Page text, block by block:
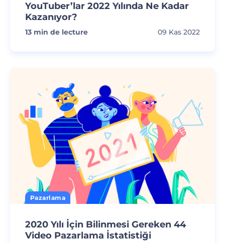
YouTuber’lar 2022 Yılında Ne Kadar
Kazanıyor?
13 min de lecture 09 Kas 2022
Pazarlama
2020 Yılı İçin Bilinmesi Gereken 44
Video Pazarlama İstatistiği